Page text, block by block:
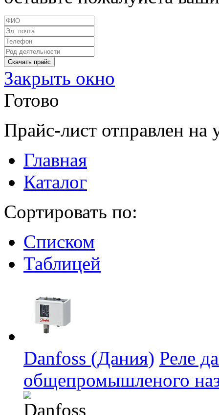
Закрыть окно
Готово
Прайс-лист отправлен
Главная
Каталог
Сортировать по:
Списком
Таблицей
Danfoss (Дания) Реле
общепромышленого